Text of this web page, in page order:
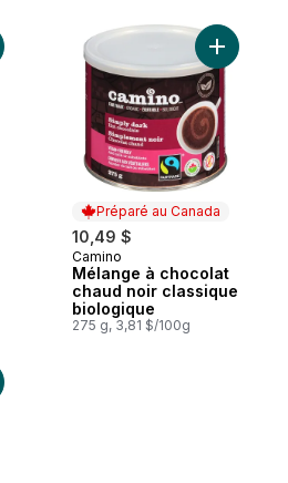
Chocolat chaud au lait classique
Préparé au Canada
10,49 $
Préparé au Canada
Camino
Mélange à chocolat
chaud noir classique
biologique
275 g, 3,81 $/100g
Ajouter
Cacao de qualité supérieure au